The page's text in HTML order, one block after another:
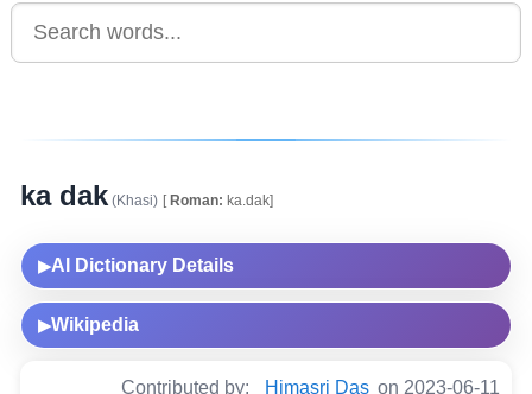
ka dak(Khasi) [Roman: ka.dak]
▶AI Dictionary Details
▶Wikipedia
Contributed by: Himasri Das on 2023-06-11